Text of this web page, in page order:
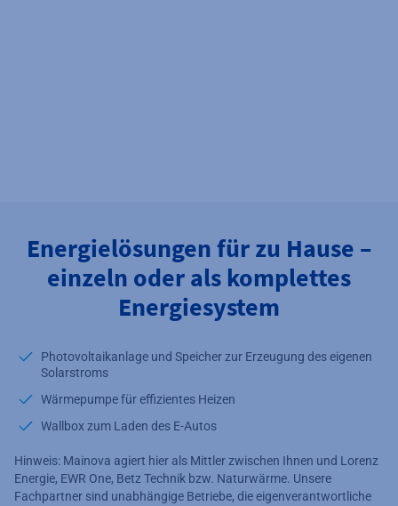
Energielösungen für zu Hause –
einzeln oder als komplettes
Energiesystem
Photovoltaikanlage und Speicher zur Erzeugung des eigenen
Solarstroms
Wärmepumpe für effizientes Heizen
Wallbox zum Laden des E-Autos
Hinweis: Mainova agiert hier als Mittler zwischen Ihnen und Lorenz
Energie, EWR One, Betz Technik bzw. Naturwärme. Unsere
Fachpartner sind unabhängige Betriebe, die eigenverantwortliche